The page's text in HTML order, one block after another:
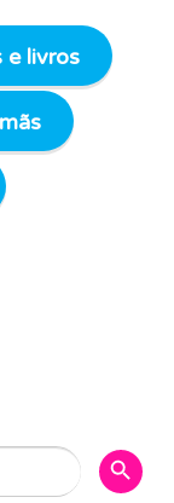
e livros
Search